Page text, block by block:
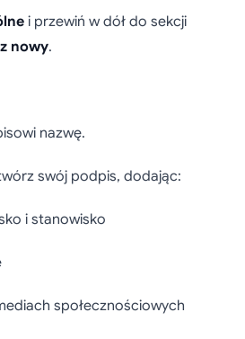
i przewiń w dół do sekcji
nowy.
nazwę.
swój podpis, dodając:
i stanowisko
społecznościowych